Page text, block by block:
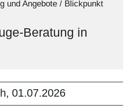
und Angebote / Blickpunkt
Beratung in
01.07.2026